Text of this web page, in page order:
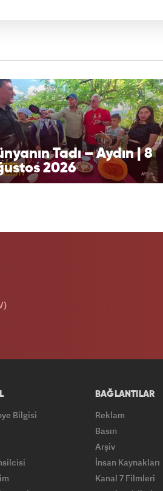
Tadı – Aydın | 8
2026
Bilgisi
BAĞLANTILAR
Reklam
Basın
Arşiv
İnsan Kaynakları
Kanal 7 Filmleri